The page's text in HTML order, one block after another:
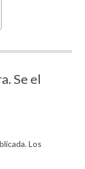
Se el
Los